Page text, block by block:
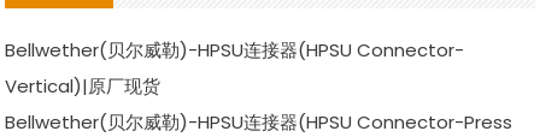
Bellwether(贝尔威勒)-HPSU连接器(HPSU Connector-
Vertical)|原厂现货
Bellwether(贝尔威勒)-HPSU连接器(HPSU Connector-Press